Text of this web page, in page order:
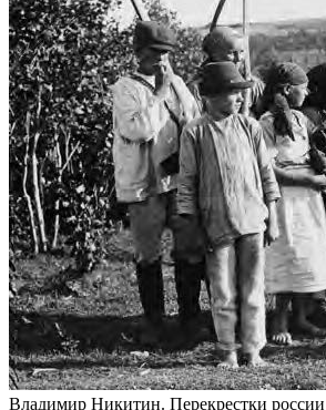
Владимир Никитин. Перекрестки